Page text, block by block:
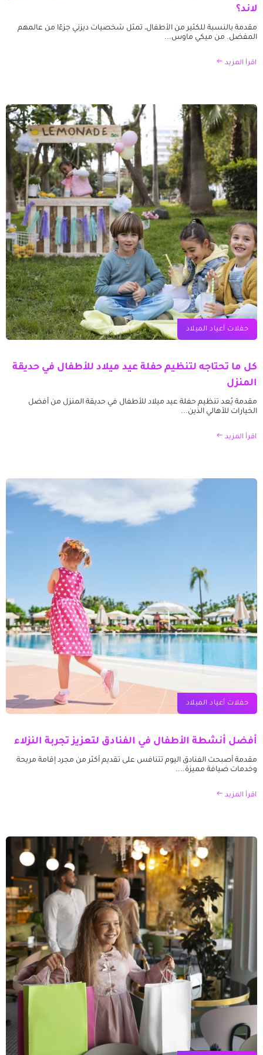
لاند؟
مقدمة بالنسبة للكثير من الأطفال، تمثل شخصيات ديزني جزءًا من عالمهم
المفضل. من ميكي ماوس...
اقرأ المزيد
حفلات أعياد الميلاد
كل ما تحتاجه لتنظيم حفلة عيد ميلاد للأطفال في حديقة
المنزل
مقدمة يُعد تنظيم حفلة عيد ميلاد للأطفال في حديقة المنزل من أفضل
الخيارات للأهالي الذين...
اقرأ المزيد
حفلات أعياد الميلاد
أفضل أنشطة الأطفال في الفنادق لتعزيز تجربة النزلاء
مقدمة أصبحت الفنادق اليوم تتنافس على تقديم أكثر من مجرد إقامة مريحة
وخدمات ضيافة مميزة....
اقرأ المزيد